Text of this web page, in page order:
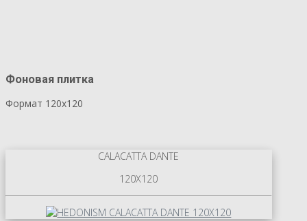
Фоновая плитка
Формат 120х120
CALACATTA DANTE
120X120